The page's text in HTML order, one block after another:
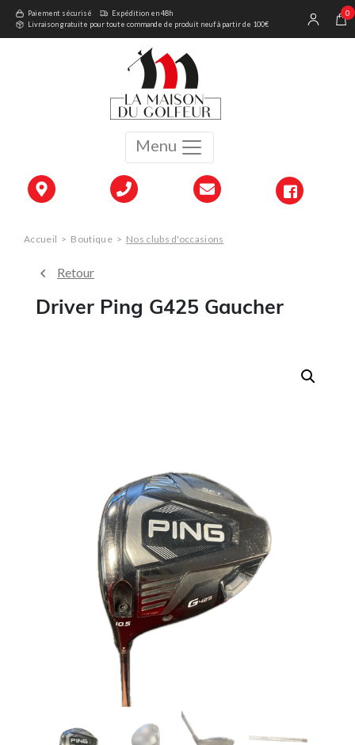
Menu
Paiement sécurisé
Expédition en 48h
Livraison gratuite pour toute commande de produit neuf à partir de 100€
0
Accueil > Boutique > Nos clubs d'occasions
Retour
Driver Ping G425 Gaucher